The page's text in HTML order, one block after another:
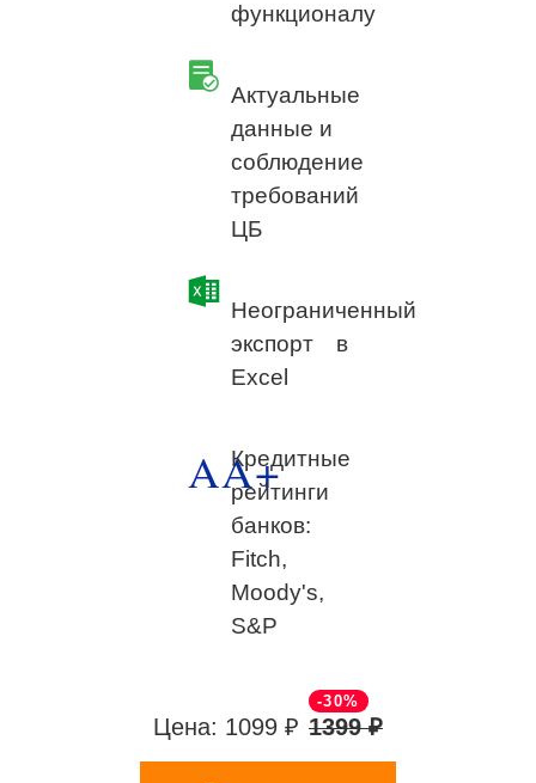
функционалу
Актуальные
данные и
соблюдение
требований
ЦБ
Неограниченный
экспорт в
Excel
AA+
Кредитные
рейтинги
банков:
Fitch,
Moody's,
S&P
Цена: 1099 ₽ 1399 ₽
-30%